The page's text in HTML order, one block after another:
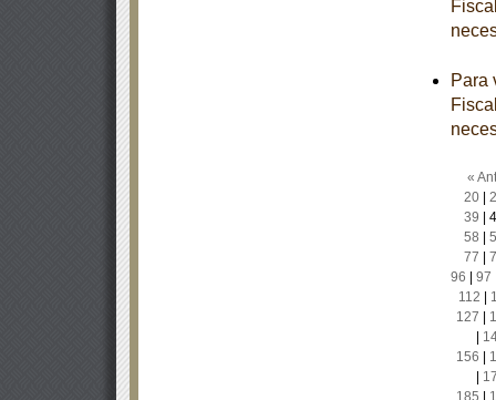
Para
«
20|
39
58
77
96
97
112
127
156
185